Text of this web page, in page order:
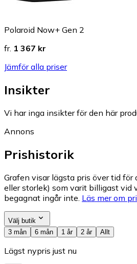
Polaroid Now+ Gen 2
fr. 1 367 kr
Jämför alla priser
Insikter
Vi har inga insikter för den här
Annons
Prishistorik
Grafen visar lägsta pris över tid för
eller storlek) som varit billigast vid
begagnat ingår inte. Läs mer om
Välj butik
3 mån
6 mån 1 år 2 år Allt
Lägst nypris just nu